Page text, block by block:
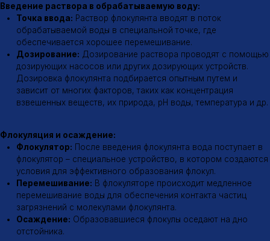
Дозировка:Неправильная дозировка флокулянта может
привести к снижению эффективности очистки.
pH воды:Оптимальный диапазон pH для флокуляции зависит
от типа флокулянта.
Температура воды:Температура воды также влияет на
скорость флокуляции.
Время контакта:Для эффективной флокуляции необходимо
обеспечить достаточное время контакта флокулянта с
частицами загрязнений.
Механизм действия
Механизм действия катионных флокулянтов
Нейтрализация заряда:
Катионные флокулянты
Мостообразование:Молекулы флокулянта образуют
мостики между частицами, связывая их воедино.
Флокулообразование:
В результате образуются крупные
хлопья (флокулы), которые легко оседают на дно.
Область применения
Области применения катионных флокулянтов
Очистка питьевой воды
Очистка сточных вод
Очистка промышленных стоков
Обезвоживание осадков
Производство бумаги